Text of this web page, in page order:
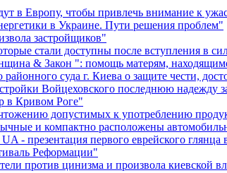
в Европу, чтобы привлечь внимание к
в Украине. Пути решения проблем"
застройщиков"
стали доступны после вступления в
& Закон ": помощь матерям,
суда г. Киева о защите чести,
Войцеховского последнюю надежду
в Кривом Роге"
допустимых к употреблению
и компактно расположены
- презентация первого еврейского глянца
Реформации"
против цинизма и произвола киевской